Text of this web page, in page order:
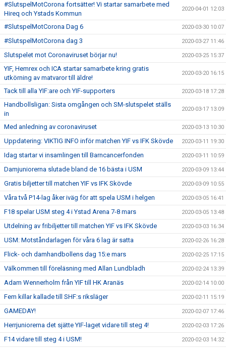
#SlutspelMotCorona fortsätter! Vi startar samarbete med
Hireq och Ystads Kommun
2020-04-01 12:03
#SlutspelMotCorona Dag 6 2020-03-30 10:07
#SlutspelMotCorona dag 3 2020-03-27 11:46
Slutspelet mot Coronaviruset börjar nu! 2020-03-25 15:37
YIF, Hemrex och ICA startar samarbete kring gratis
utkörning av matvaror till äldre!
2020-03-20 16:15
Tack till alla YIF:are och YIF-supporters 2020-03-18 17:28
Handbollsligan: Sista omgången och SM-slutspelet ställs
in
2020-03-17 13:09
Med anledning av coronaviruset 2020-03-13 10:30
Uppdatering: VIKTIG INFO inför matchen YIF vs IFK Skövde 2020-03-11 19:30
Idag startar vi insamlingen till Barncancerfonden 2020-03-11 10:59
Damjuniorerna slutade bland de 16 bästa i USM 2020-03-09 13:44
Gratis biljetter till matchen YIF vs IFK Skövde 2020-03-09 10:55
Våra två P14-lag åker iväg för att spela USM i helgen 2020-03-05 16:41
F18 spelar USM steg 4 i Ystad Arena 7-8 mars 2020-03-05 13:48
Utdelning av fribiljetter till matchen YIF vs IFK Skövde 2020-03-03 16:34
USM: Motståndarlagen för våra 6 lag är satta 2020-02-26 16:28
Flick- och damhandbollens dag 15:e mars 2020-02-25 17:15
Välkommen till föreläsning med Allan Lundbladh 2020-02-24 13:39
Adam Wennerholm från YIF till HK Aranäs 2020-02-14 10:00
Fem killar kallade till SHF:s riksläger 2020-02-11 15:19
GAMEDAY! 2020-02-07 17:46
Herrjuniorerna det sjätte YIF-laget vidare till steg 4! 2020-02-03 17:26
F14 vidare till steg 4 i USM! 2020-02-03 14:32